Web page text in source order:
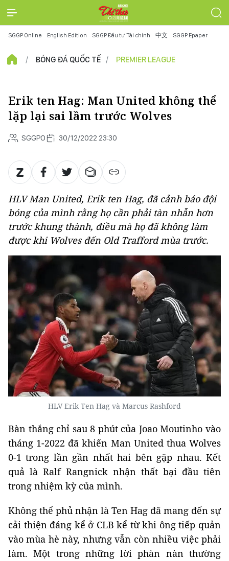
SGGP Online English Edition SGGP Đầu tư Tài chính 中文 SGGP Epaper
BÓNG ĐÁ QUỐC TẾ PREMIER LEAGUE
Erik ten Hag: Man United không thể
lặp lại sai lầm trước Wolves
SGGPO 30/12/2022 23:30
HLV Man United, Erik ten Hag, đã cảnh báo đội
bóng của mình rằng họ cần phải tàn nhẫn hơn
trước khung thành, điều mà họ đã không làm
được khi Wolves đến Old Trafford mùa trước.
HLV Erik Ten Hag và Marcus Rashford
Bàn thắng chỉ sau 8 phút của Joao Moutinho vào
tháng 1-2022 đã khiến Man United thua Wolves
0-1 trong lần gần nhất hai bên gặp nhau. Kết
quả là Ralf Rangnick nhận thất bại đầu tiên
trong nhiệm kỳ của mình.
Không thể phủ nhận là Ten Hag đã mang đến sự
cải thiện đáng kể ở CLB kể từ khi ông tiếp quản
vào mùa hè này, nhưng vẫn còn nhiều việc phải
làm. Một trong những lời phàn nàn thường